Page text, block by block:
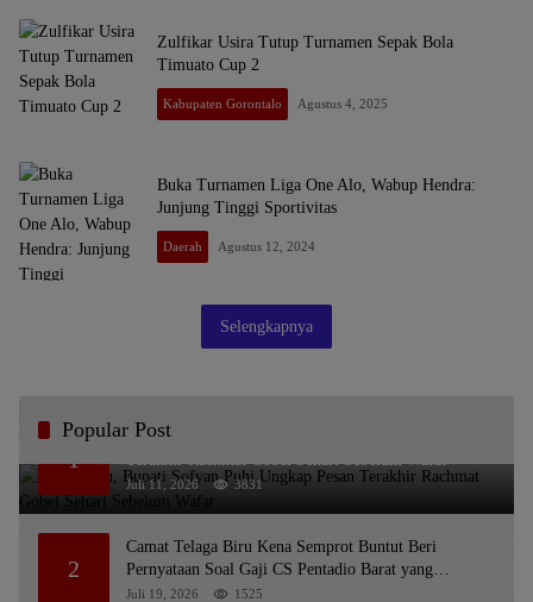
Zulfikar Usira Tutup Turnamen Sepak Bola
Timuato Cup 2
Kabupaten Gorontalo Agustus 4, 2025
Buka Turnamen Liga One Alo, Wabup Hendra:
Junjung Tinggi Sportivitas
Daerah Agustus 12, 2024
Selengkapnya
Popular Post
1
Bikin Haru, Bupati Sofyan Puhi Ungkap Pesan
Terakhir Rachmat Gobel Sehari Sebelum Wafat
Juli 11, 2026 3831
2
Camat Telaga Biru Kena Semprot Buntut Beri
Pernyataan Soal Gaji CS Pentadio Barat yang
Nunggak
Juli 19, 2026 1525